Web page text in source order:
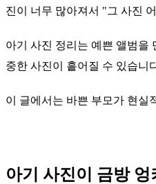
진이 너무 많아져서 "그 사진
아기 사진 정리는 예쁜 앨범을
중한 사진이 흩어질 수 있습니
이 글에서는 바쁜 부모가 현실
아기 사진이 금방 엉